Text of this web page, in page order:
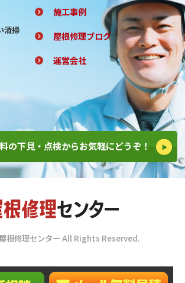
清掃
施工事例
屋根修理ブログ
運営会社
の下見・点検からお気軽にどうぞ！
根修理センター All Rights Reserved.